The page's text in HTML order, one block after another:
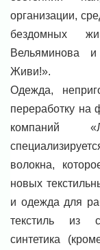
организации,
бездомных
Вельяминова
Живи!».
Одежда,
переработку на
компаний
волокна,
новых
и одежда для
текстиль из
синтетика